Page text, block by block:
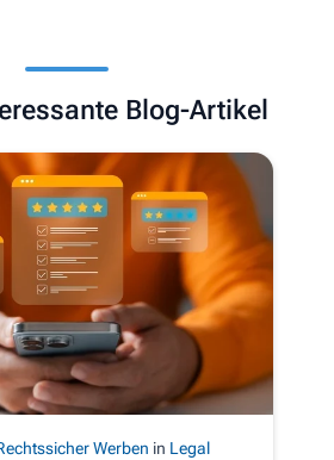
Blog-Artikel
Werben in Legal